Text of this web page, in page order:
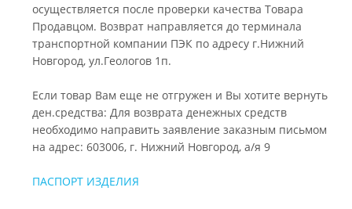
осуществляется после проверки качества Товара
Продавцом. Возврат направляется до терминала
транспортной компании ПЭК по адресу г.Нижний
Новгород, ул.Геологов 1п.
Если товар Вам еще не отгружен и Вы хотите вернуть
ден.средства: Для возврата денежных средств
необходимо направить заявление заказным письмом
на адрес: 603006, г. Нижний Новгород, а/я 9
ПАСПОРТ ИЗДЕЛИЯ